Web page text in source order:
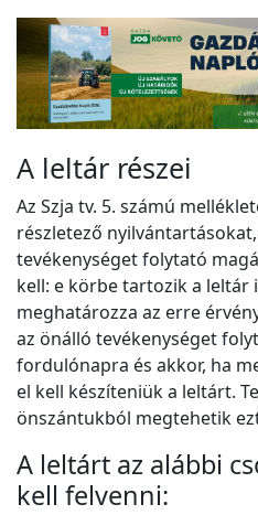
A leltár részei
Az Szja tv. 5. számú
részletező
tevékenységet folytató
kell: e körbe tartozik a leltár
meghatározza az erre
az önálló tevékenységet
fordulónapra és akkor, ha
el kell készíteniük a leltárt.
önszántukból megtehetik
A leltárt az alábbi
kell felvenni: